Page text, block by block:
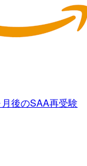
後のSAA再受験